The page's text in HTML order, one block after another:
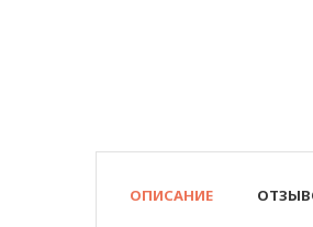
ОПИСАНИЕ